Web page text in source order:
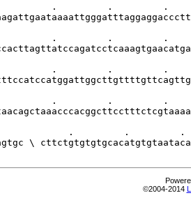
.         .         .
.         .         .
.         .         .
.         .         .
.         .         .
\
©2004-2014